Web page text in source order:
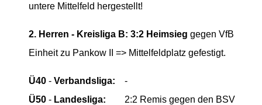
untere Mittelfeld hergestellt!
2. Herren - Kreisliga B: 3:2 Heimsieg gegen VfB
Einheit zu Pankow II => Mittelfeldplatz gefestigt.
Ü40 - Verbandsliga: -
Ü50 - Landesliga: 2:2 Remis gegen den BSV